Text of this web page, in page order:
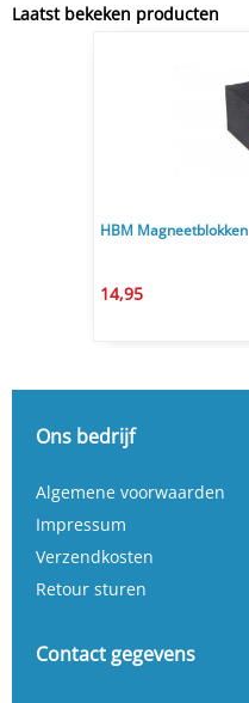
Laatst bekeken producten
HBM Magneetblokken
14,95
Ons bedrijf
Algemene voorwaarden
Impressum
Verzendkosten
Retour sturen
Contact gegevens